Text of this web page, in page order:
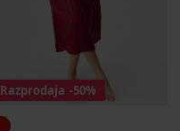
Razprodaja -50%